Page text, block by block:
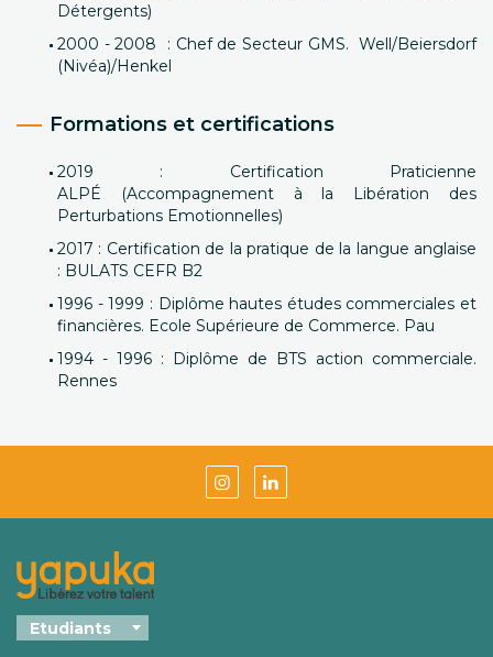
Détergents)
2000 - 2008 : Chef de Secteur GMS. Well/Beiersdorf
(Nivéa)/Henkel
Formations et certifications
2019 : Certification Praticienne
ALPÉ (Accompagnement à la Libération des
Perturbations Emotionnelles)
2017 : Certification de la pratique de la langue anglaise
: BULATS CEFR B2
1996 - 1999 : Diplôme hautes études commerciales et
financières. Ecole Supérieure de Commerce. Pau
1994 - 1996 : Diplôme de BTS action commerciale.
Rennes